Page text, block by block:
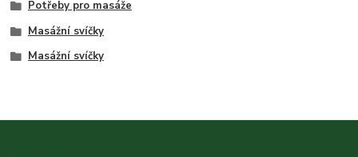
Potřeby pro masáže
Masážní svíčky
Masážní svíčky